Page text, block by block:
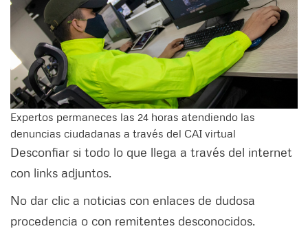
Expertos permaneces las 24 horas atendiendo las
denuncias ciudadanas a través del CAI virtual
Desconfiar si todo lo que llega a través del internet
con links adjuntos.
No dar clic a noticias con enlaces de dudosa
procedencia o con remitentes desconocidos.